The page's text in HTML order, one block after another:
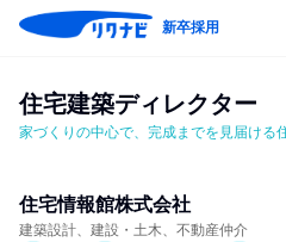
新卒採用
住宅建築ディレクター
家づくりの中心で、完成までを見届ける
住宅情報館株式会社
建築設計、建設・土木、不動産仲介